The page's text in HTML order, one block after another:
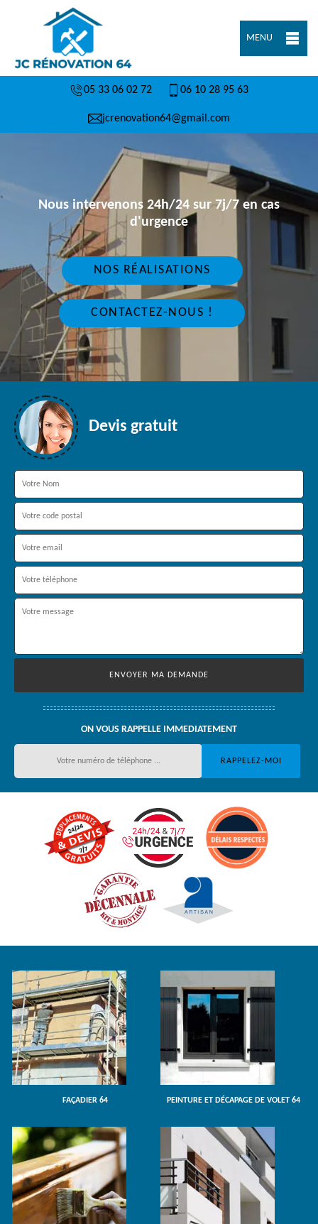
MENU
05 33 06 02 72 06 10 28 95 63
jcrenovation64@gmail.com
Nous intervenons 24h/24 sur 7j/7 en cas
d'urgence
NOS RÉALISATIONS
CONTACTEZ-NOUS !
Devis gratuit
ON VOUS RAPPELLE IMMEDIATEMENT
FAÇADIER 64 PEINTURE ET DÉCAPAGE DE VOLET 64